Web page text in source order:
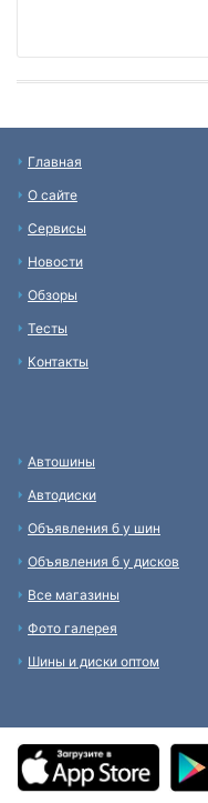
Главная
О сайте
Сервисы
Новости
Обзоры
Тесты
Контакты
Автошины
Автодиски
Объявления б у шин
Объявления б у дисков
Все магазины
Фото галерея
Шины и диски оптом